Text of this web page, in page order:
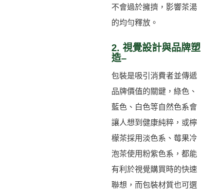
不會過於擁擠，影響茶湯
的均勻釋放。
2. 視覺設計與品牌塑
造–
包裝是吸引消費者並傳遞
品牌價值的關鍵，綠色、
藍色、白色等自然色系會
讓人想到健康純粹，或檸
檬茶採用淡色系、莓果冷
泡茶使用粉紫色系，都能
有利於視覺購買時的快速
聯想，而包裝材質也可選